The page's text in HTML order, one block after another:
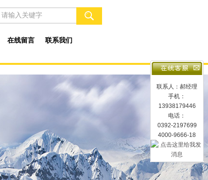
在线留言 联系我们
联系人：郝经理
手机：
13938179446
电话：
0392-2197699
4000-9666-18